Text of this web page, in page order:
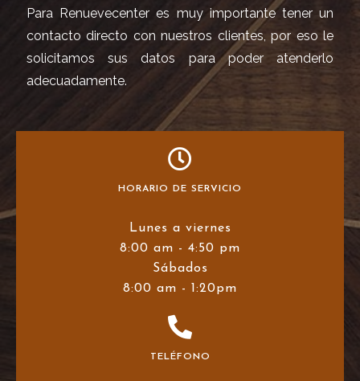
Para Renuevecenter es muy importante tener un
contacto directo con nuestros clientes, por eso le
solicitamos sus datos para poder atenderlo
adecuadamente.
HORARIO DE SERVICIO
Lunes a viernes
8:00 am - 4:50 pm
Sábados
8:00 am - 1:20pm
TELÉFONO